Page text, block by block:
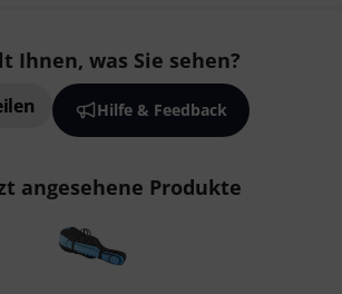
Ihnen, was Sie sehen?
Hilfe & Feedback
angesehene Produkte